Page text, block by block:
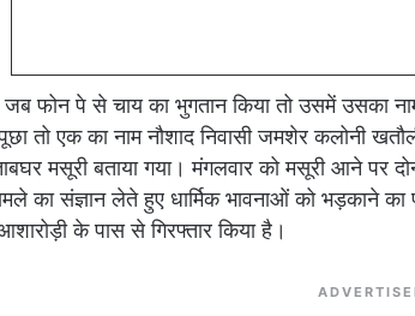
जब फोन पे से चाय का भुगतान किया तो उसमें उसका
तो एक का नाम नौशाद निवासी जमशेर कलोनी
मसूरी बताया गया। मंगलवार को मसूरी आने पर
का संज्ञान लेते हुए धार्मिक भावनाओं को भड़काने
के पास से गिरफ्तार किया है।